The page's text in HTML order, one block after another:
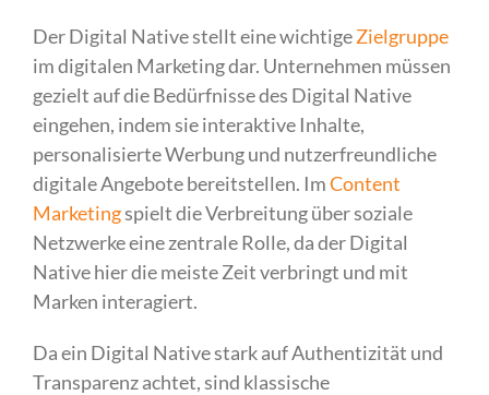
Der Digital Native stellt eine wichtigeZielgruppe
im digitalen Marketing dar. Unternehmen müssen
gezielt auf die Bedürfnisse des Digital Native
eingehen, indem sie interaktive Inhalte,
personalisierte Werbung und nutzerfreundliche
digitale Angebote bereitstellen. ImContent
Marketingspielt die Verbreitung über soziale
Netzwerke eine zentrale Rolle, da der Digital
Native hier die meiste Zeit verbringt und mit
Marken interagiert.
Da ein Digital Native stark auf Authentizität und
Transparenz achtet, sind klassische